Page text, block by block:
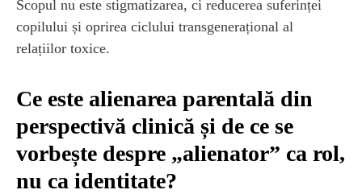
Scopul nu este stigmatizarea, ci reducerea suferinței
copilului și oprirea ciclului transgenerațional al
relațiilor toxice.
Ce este alienarea parentală din
perspectivă clinică și de ce se
vorbește despre „alienator” ca rol,
nu ca identitate?